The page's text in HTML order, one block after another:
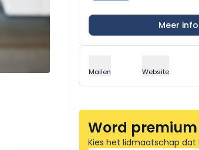
Meer info
Mailen Website
Word
Kies het lidmaatschap dat